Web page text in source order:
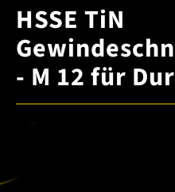
HSSE TiN
- M 12 für